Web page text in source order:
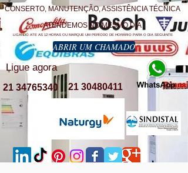
CONSERTO, MANUTENÇÃO, ASSISTÊNCIA TÉCNICA
ATENDEMOS NO MESMO DIA
LIGANDO ATE AS 12 HORAS OU MARQUE UM PERÍODO DE HORÁRIO PARA O DIA SEGUINTE
ABRIR UM CHAMADO
Ligue agora
21 30480411
21 34765340